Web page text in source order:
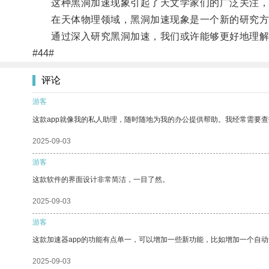
这种黑洞加速现象引起了天文学家们的广泛关注，
在天体物理领域，黑洞加速现象是一个新的研究方
通过深入研究黑洞加速，我们或许能够更好地理解
#44#
评论
游客
这款app就像我的私人助理，随时随地为我的办公提供帮助。我经常需要
2025-09-03
游客
这款软件的界面设计非常简洁，一目了然。
2025-09-03
游客
这款加速器app的功能有点单一，可以增加一些新功能，比如增加一个自
2025-09-03